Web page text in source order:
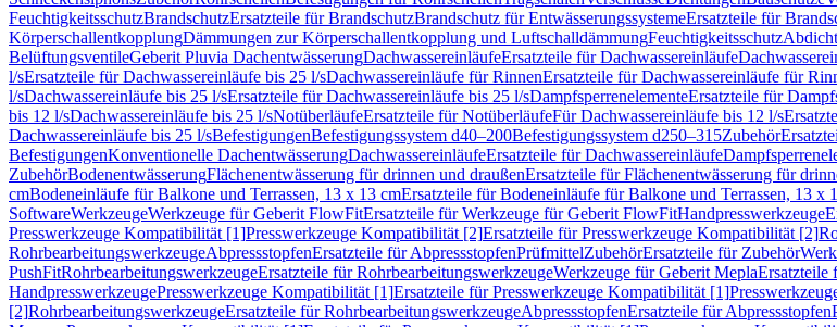
FeuchtigkeitsschutzBrandschutzErsatzteile für BrandschutzBrandschutz für EntwässerungssystemeErsatzteile für
KörperschallentkopplungDämmungen zur Körperschallentkopplung und LuftschalldämmungFeuchtigkeitsschutz
BelüftungsventileGeberit Pluvia DachentwässerungDachwassereinläufeErsatzteile für Dachwassereinläufe
l/sErsatzteile für Dachwassereinläufe bis 25 l/sDachwassereinläufe für RinnenErsatzteile für Dachwassereinläufe für
l/sDachwassereinläufe bis 25 l/sErsatzteile für Dachwassereinläufe bis 25 l/sDampfsperrenelementeErsatzteile für
bis 12 l/sDachwassereinläufe bis 25 l/sNotüberläufeErsatzteile für NotüberläufeFür Dachwassereinläufe bis 12 l/s
Dachwassereinläufe bis 25 l/sBefestigungenBefestigungssystem d40–200Befestigungssystem d250–315Zubehör
BefestigungenKonventionelle DachentwässerungDachwassereinläufeErsatzteile für Dachwassereinläufe
ZubehörBodenentwässerungFlächenentwässerung für drinnen und draußenErsatzteile für Flächenentwässerung für
cmBodeneinläufe für Balkone und Terrassen, 13 x 13 cmErsatzteile für Bodeneinläufe für Balkone und Terrassen, 13 x
SoftwareWerkzeugeWerkzeuge für Geberit FlowFitErsatzteile für Werkzeuge für Geberit FlowFitHandpresswerkzeuge
Presswerkzeuge Kompatibilität [1]Presswerkzeuge Kompatibilität [2]Ersatzteile für Presswerkzeuge Kompatibilität [2]
RohrbearbeitungswerkzeugeAbpressstopfenErsatzteile für AbpressstopfenPrüfmittelZubehörErsatzteile für Zubehör
PushFitRohrbearbeitungswerkzeugeErsatzteile für RohrbearbeitungswerkzeugeWerkzeuge für Geberit MeplaErsatzteile
HandpresswerkzeugePresswerkzeuge Kompatibilität [1]Ersatzteile für Presswerkzeuge Kompatibilität [1]
[2]RohrbearbeitungswerkzeugeErsatzteile für RohrbearbeitungswerkzeugeAbpressstopfenErsatzteile für Abpressstopfen